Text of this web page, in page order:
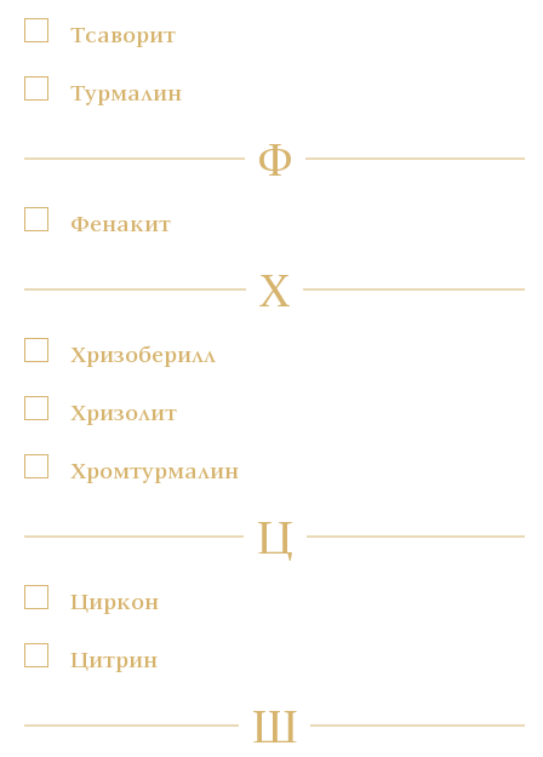
Тсаворит
Турмалин
Ф
Фенакит
Х
Хризоберилл
Хризолит
Хромтурмалин
Ц
Циркон
Цитрин
Ш